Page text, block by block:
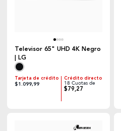
Televisor 65" UHD 4K Negro
| LG
Tarjeta de crédito
$1.099,99
Crédito directo
18 Cuotas de
$79,27